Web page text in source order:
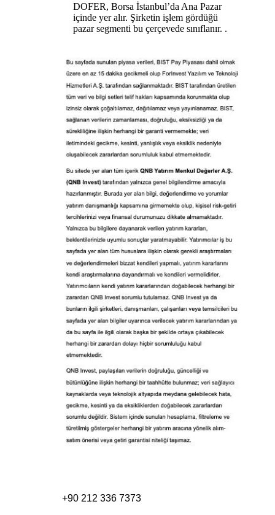
DOFER, Borsa İstanbul’da Ana Pazar
içinde yer alır. Şirketin işlem gördüğü
pazar segmenti bu çerçevede sınıflanır. .
+90 212 336 7373